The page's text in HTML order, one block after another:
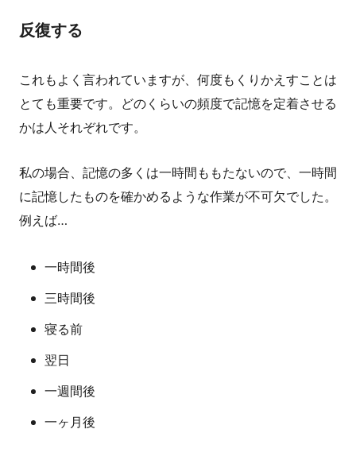
反復する
これもよく言われていますが、何度もくりかえすことは
とても重要です。どのくらいの頻度で記憶を定着させる
かは人それぞれです。
私の場合、記憶の多くは一時間ももたないので、一時間
に記憶したものを確かめるような作業が不可欠でした。
例えば…
一時間後
三時間後
寝る前
翌日
一週間後
一ヶ月後